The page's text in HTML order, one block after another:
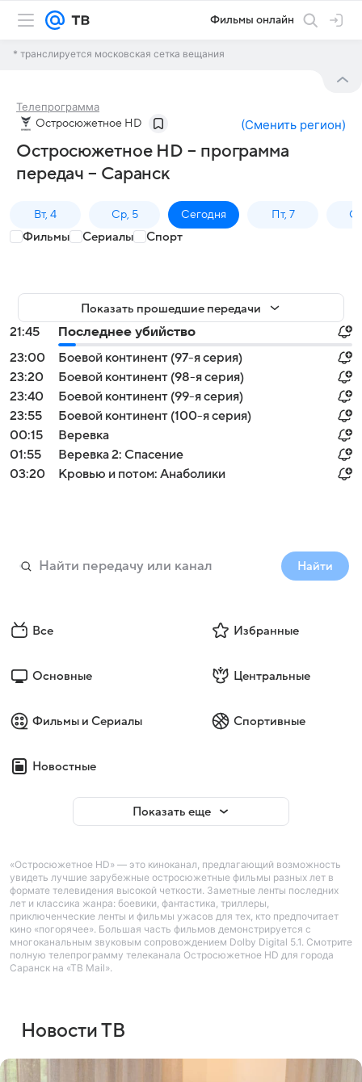
Фильмы онлайн
* транслируется московская сетка вещания
Телепрограмма
Остросюжетное HD (Сменить регион)
Остросюжетное HD – программа
передач – Саранск
Вт, 4 Ср, 5 Сегодня Пт, 7
Фильмы Сериалы Спорт
Показать прошедшие передачи
21:45
Последнее убийство
23:00
Боевой континент (97-я серия)
23:20
Боевой континент (98-я серия)
23:40
Боевой континент (99-я серия)
23:55
Боевой континент (100-я серия)
00:15
Веревка
01:55
Веревка 2: Спасение
03:20
Кровью и потом: Анаболики
Найти
Все Избранные
Основные Центральные
Фильмы и Сериалы Спортивные
Новостные
Показать еще
«Остросюжетное HD» — это киноканал, предлагающий возможность
увидеть лучшие зарубежные остросюжетные фильмы разных лет в
формате телевидения высокой четкости. Заметные ленты последних
лет и классика жанра: боевики, фантастика, триллеры,
приключенческие ленты и фильмы ужасов для тех, кто предпочитает
кино «погорячее». Большая часть фильмов демонстрируется с
многоканальным звуковым сопровождением Dolby Digital 5.1. Смотрите
полную телепрограмму телеканала Остросюжетное HD для города
Саранск на «ТВ Mail».
Новости ТВ